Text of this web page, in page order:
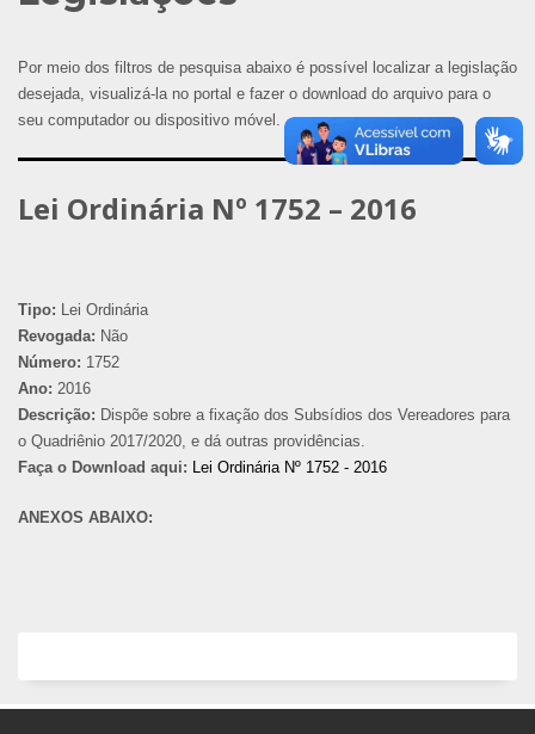
Por meio dos filtros de pesquisa abaixo é possível localizar a legislação
desejada, visualizá-la no portal e fazer o download do arquivo para o
seu computador ou dispositivo móvel.
Lei Ordinária Nº 1752 – 2016
Tipo: Lei Ordinária
Revogada: Não
Número: 1752
Ano: 2016
Descrição: Dispõe sobre a fixação dos Subsídios dos Vereadores para
o Quadriênio 2017/2020, e dá outras providências.
Faça o Download aqui: Lei Ordinária Nº 1752 - 2016
ANEXOS ABAIXO: